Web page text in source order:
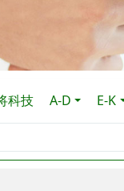
科技 A-D E-K